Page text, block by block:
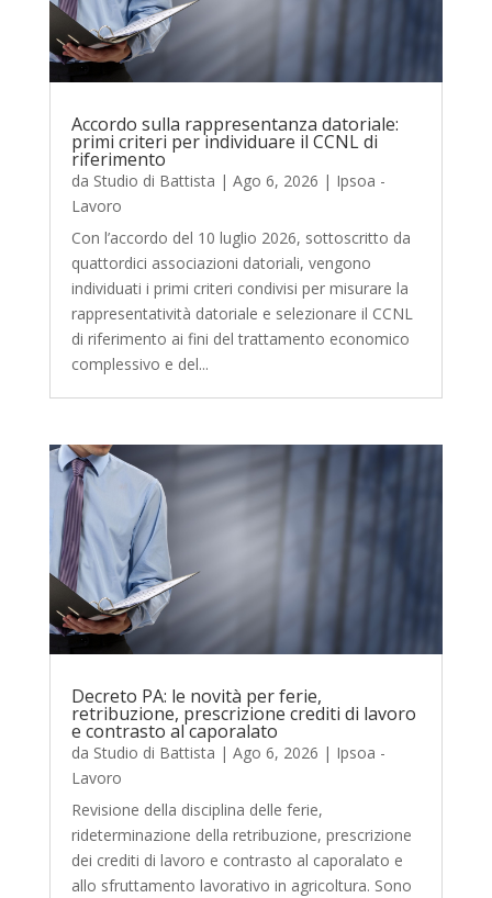
Accordo sulla rappresentanza datoriale:
primi criteri per individuare il CCNL di
riferimento
da Studio di Battista | Ago 6, 2026 | Ipsoa -
Lavoro
Con l’accordo del 10 luglio 2026, sottoscritto da
quattordici associazioni datoriali, vengono
individuati i primi criteri condivisi per misurare la
rappresentatività datoriale e selezionare il CCNL
di riferimento ai fini del trattamento economico
complessivo e del...
Decreto PA: le novità per ferie,
retribuzione, prescrizione crediti di lavoro
e contrasto al caporalato
da Studio di Battista | Ago 6, 2026 | Ipsoa -
Lavoro
Revisione della disciplina delle ferie,
rideterminazione della retribuzione, prescrizione
dei crediti di lavoro e contrasto al caporalato e
allo sfruttamento lavorativo in agricoltura. Sono